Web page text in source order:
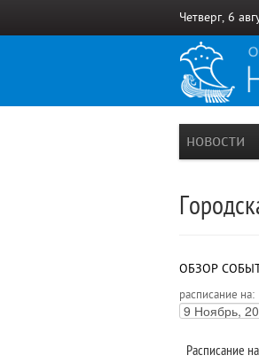
Четверг, 6
новости
ОБЗОР
расписание на:
Расписание